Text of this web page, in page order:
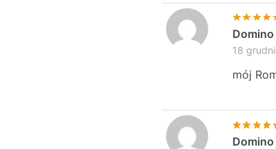
Domino
18
mój
Domino